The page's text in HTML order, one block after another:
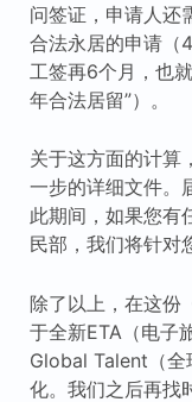
问签证，申请人还
合法永居的申请（
工签再6个月，也
年合法居留”）。
关于这方面的计算
一步的详细文件。
此期间，如果您有
民部，我们将针对
除了以上，在这份
于全新ETA（电子
Global Talent（全
化。我们之后再找